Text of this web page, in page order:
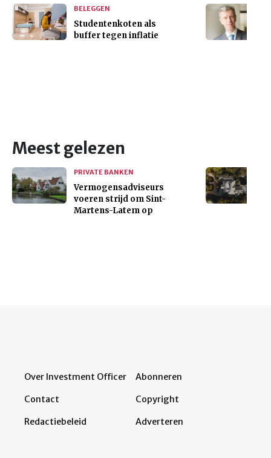
BELEGGEN
Studentenkoten als
buffer tegen inflatie
Meest gelezen
PRIVATE BANKEN
Vermogensadviseurs
voeren strijd om Sint-
Martens-Latem op
Over Investment Officer
Contact
Redactiebeleid
Abonneren
Copyright
Adverteren